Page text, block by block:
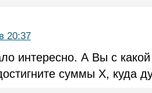
20:37
интересно. А Вы с
суммы X, куда